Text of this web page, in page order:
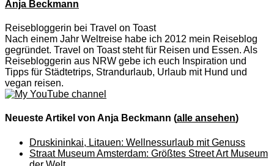
content
Anja Beckmann
Reisebloggerin bei Travel on Toast
Nach einem Jahr Weltreise habe ich 2012 mein Reiseblog
gegründet. Travel on Toast steht für Reisen und Essen. Als
Reisebloggerin aus NRW gebe ich euch Inspiration und
Tipps für Städtetrips, Strandurlaub, Urlaub mit Hund und
vegan reisen.
Neueste Artikel von Anja Beckmann (alle ansehen)
Druskininkai, Litauen: Wellnessurlaub mit Genuss
Straat Museum Amsterdam: Größtes Street Art Museum